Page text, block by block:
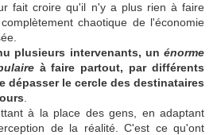
fait croire qu'il n'y a plus rien à faire
chaotique de l'économie
plusieurs intervenants, un énorme
à faire partout, par différents
dépasser le cercle des destinataires
à la place des gens, en adaptant
de la réalité. C'est ce qu'ont